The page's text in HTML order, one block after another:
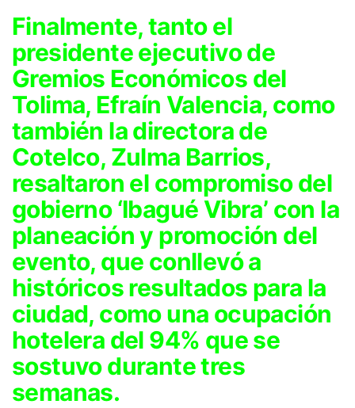
Finalmente, tanto el
presidente ejecutivo de
Gremios Económicos del
Tolima, Efraín Valencia, como
también la directora de
Cotelco, Zulma Barrios,
resaltaron el compromiso del
gobierno ‘Ibagué Vibra’ con la
planeación y promoción del
evento, que conllevó a
históricos resultados para la
ciudad, como una ocupación
hotelera del 94% que se
sostuvo durante tres
semanas.